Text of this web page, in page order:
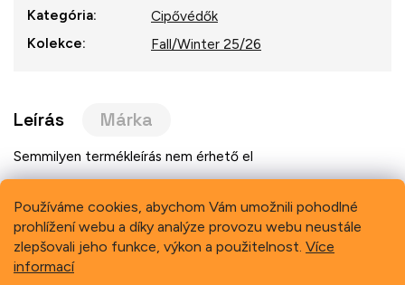
Používáme cookies, abychom Vám umožnili pohodlné
prohlížení webu a díky analýze provozu webu neustále
zlepšovali jeho funkce, výkon a použitelnost. Více
informací
Kategória:
Cipővédők
Kolekce: Fall/Winter 25/26
Leírás Márka
Semmilyen termékleírás nem érhető el
Previous